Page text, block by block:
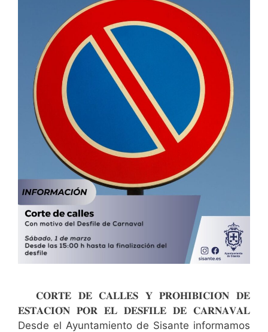
𝐂𝐎𝐑𝐓𝐄 𝐃𝐄 𝐂𝐀𝐋𝐋𝐄𝐒 𝐘 𝐏𝐑𝐎𝐇𝐈𝐁𝐈𝐂𝐈𝐎́𝐍 𝐃𝐄
𝐄𝐒𝐓𝐀𝐂𝐈𝐎́𝐍 𝐏𝐎𝐑 𝐄𝐋 𝐃𝐄𝐒𝐅𝐈𝐋𝐄 𝐃𝐄 𝐂𝐀𝐑𝐍𝐀𝐕𝐀𝐋
Desde el Ayuntamiento de Sisante informamos